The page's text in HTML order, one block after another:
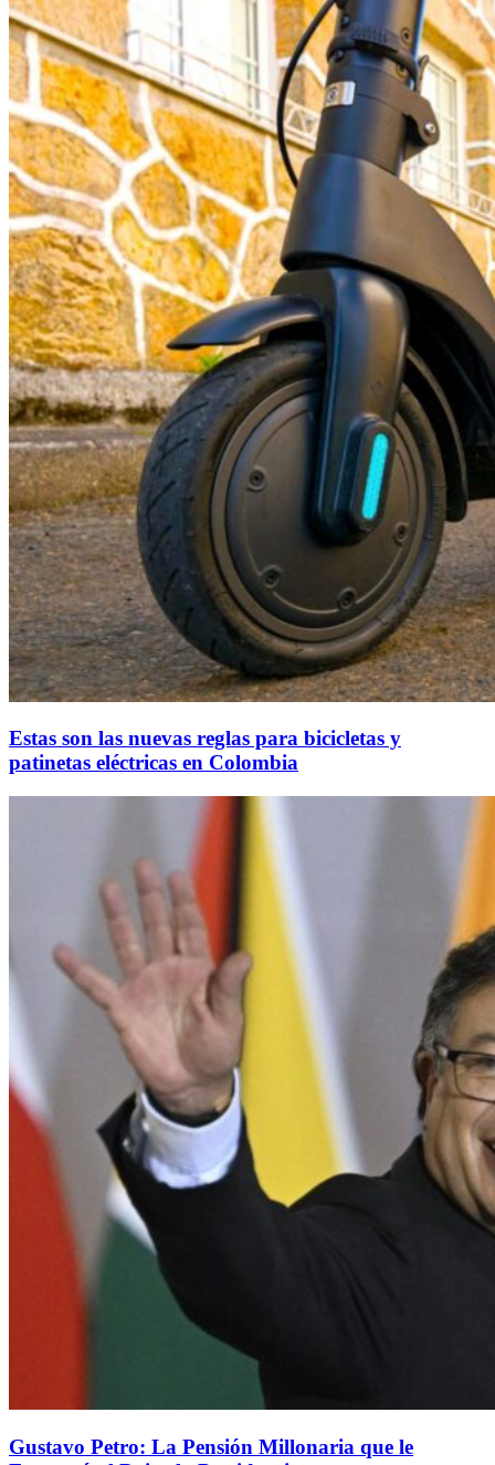
Estas son las nuevas reglas para bicicletas y
patinetas eléctricas en Colombia
Gustavo Petro: La Pensión Millonaria que le